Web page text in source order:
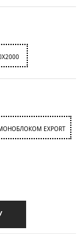
EXPORT